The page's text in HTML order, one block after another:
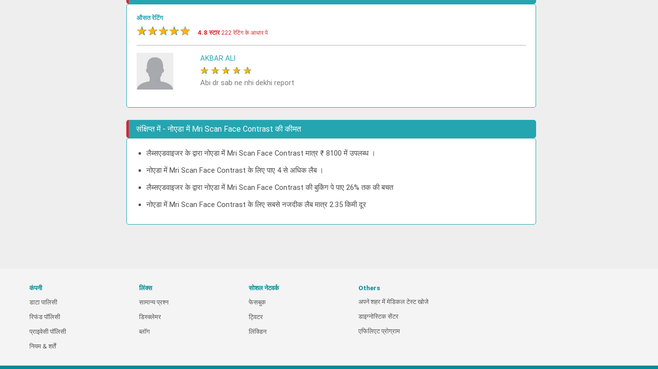
औसत रेटिंग
★★★★★ 4.8 स्टार222 रेटिंग के आधार पे
AKBAR ALI
★ ★ ★ ★ ★
Abi dr sab ne nhi dekhi report
संक्षिप्त में - नोएडा में Mri Scan Face Contrast की कीमत
लैब्सएडवाइजर के द्वारा नोएडा में Mri Scan Face Contrast मात्र ₹ 8100 में उपलब्ध ।
नोएडा में Mri Scan Face Contrast के लिए पाए 4 से अधिक लैब ।
लैब्सएडवाइजर के द्वारा नोएडा में Mri Scan Face Contrast की बुकिंग पे पाए 26% तक की बचत
नोएडा में Mri Scan Face Contrast के लिए सबसे नजदीक लैब मात्र 2.35 किमी दूर
कंपनी
डाटा पालिसी
रिफंड पॉलिसी
प्राइवेसी पॉलिसी
नियम & शर्तें
लिंक्स
सामान्य प्रश्न
डिस्क्लेमर
ब्लॉग
सोशल नेटवर्क
फेसबुक
ट्विटर
लिंक्डिन
Others
अपने शहर में मेडिकल टेस्ट खोजे
डाइग्नोस्टिक सेंटर
एफिलिएट प्रोग्राम